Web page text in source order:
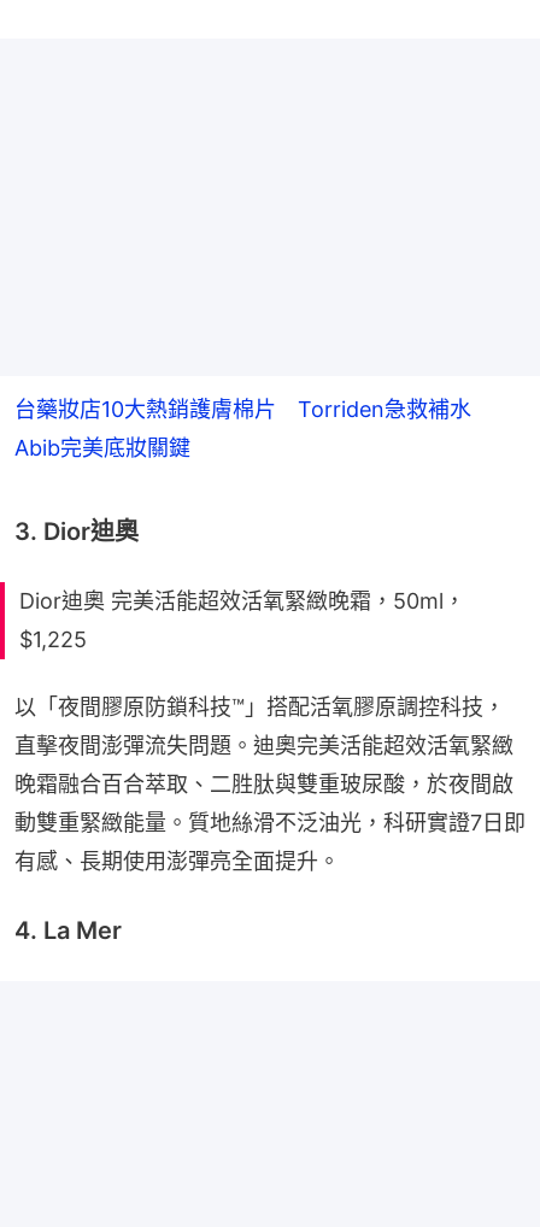
台藥妝店10大熱銷護膚棉片 Torriden急救補水
Abib完美底妝關鍵
3. Dior迪奧
Dior迪奧 完美活能超效活氧緊緻晚霜，50ml，
$1,225
以「夜間膠原防鎖科技™」搭配活氧膠原調控科技，
直擊夜間澎彈流失問題。迪奧完美活能超效活氧緊緻
晚霜融合百合萃取、二胜肽與雙重玻尿酸，於夜間啟
動雙重緊緻能量。質地絲滑不泛油光，科研實證7日即
有感、長期使用澎彈亮全面提升。
4. La Mer